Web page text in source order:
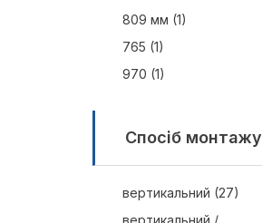
809 мм (1)
765 (1)
970 (1)
Спосіб монтажу
вертикальний (27)
вертикальний /